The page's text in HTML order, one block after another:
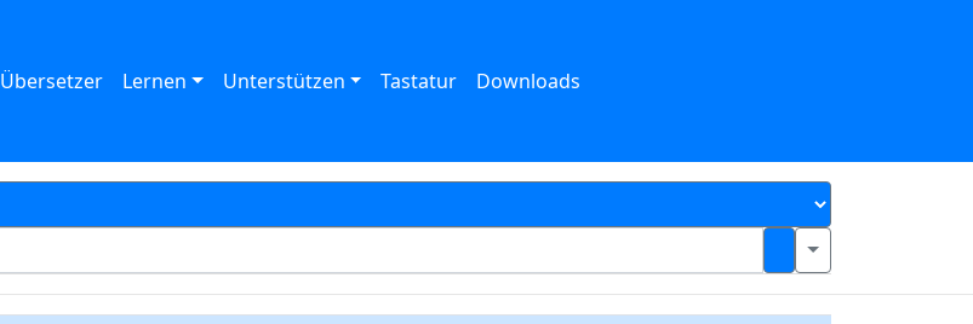
Übersetzer Lernen Unterstützen Tastatur Downloads